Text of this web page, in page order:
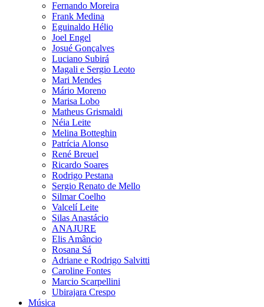
Fernando Moreira
Frank Medina
Eguinaldo Hélio
Joel Engel
Josué Gonçalves
Luciano Subirá
Magali e Sergio Leoto
Mari Mendes
Mário Moreno
Marisa Lobo
Matheus Grismaldi
Néia Leite
Melina Botteghin
Patrícia Alonso
René Breuel
Ricardo Soares
Rodrigo Pestana
Sergio Renato de Mello
Silmar Coelho
Valcelí Leite
Silas Anastácio
ANAJURE
Elis Amâncio
Rosana Sá
Adriane e Rodrigo Salvitti
Caroline Fontes
Marcio Scarpellini
Ubirajara Crespo
Música